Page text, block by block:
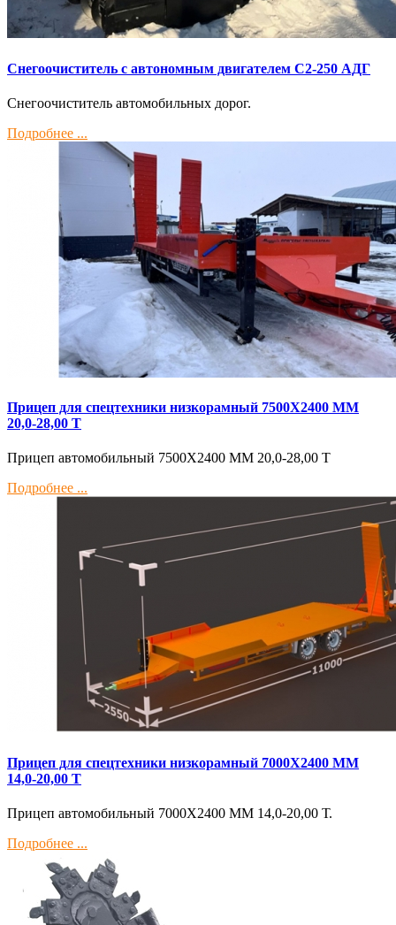
Снегоочиститель с автономным двигателем С2-250 АДГ
Снегоочиститель автомобильных дорог.
Подробнее ...
Прицеп для спецтехники низкорамный 7500Х2400 ММ
20,0-28,00 Т
Прицеп автомобильный 7500Х2400 ММ 20,0-28,00 Т
Подробнее ...
Прицеп для спецтехники низкорамный 7000Х2400 ММ
14,0-20,00 Т
Прицеп автомобильный 7000Х2400 ММ 14,0-20,00 Т.
Подробнее ...